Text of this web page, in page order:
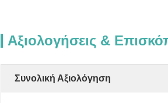
Αξιολογήσεις &
Συνολική Αξιολόγηση